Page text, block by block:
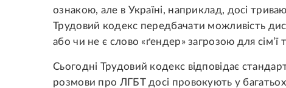
ознакою, але в Україні, наприклад, досі
Трудовий кодекс передбачати можливість
або чи не є слово «ґендер» загрозою для сім’ї
Сьогодні Трудовий кодекс відповідає
розмови про ЛГБТ досі провокують у